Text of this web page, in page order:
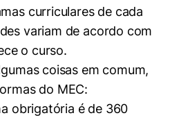
curriculares de cada
variam de acordo com
o curso.
coisas em comum,
do MEC:
obrigatória é de 360